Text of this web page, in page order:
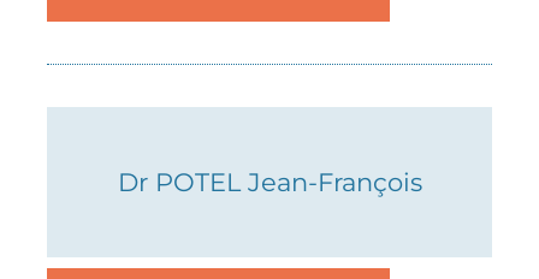
Dr POTEL Jean-François